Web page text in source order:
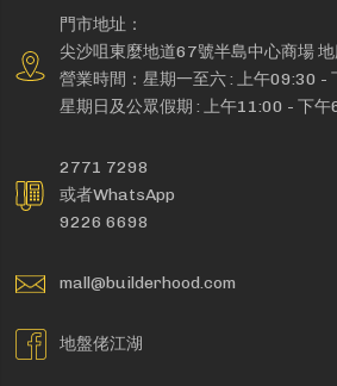
門市地址：
尖沙咀東麼地道67號半島中心商場
營業時間：星期一至六 : 上午09:30 -
星期日及公眾假期 : 上午11:00 - 下午
2771 7298
或者WhatsApp
9226 6698
mall@builderhood.com
地盤佬江湖